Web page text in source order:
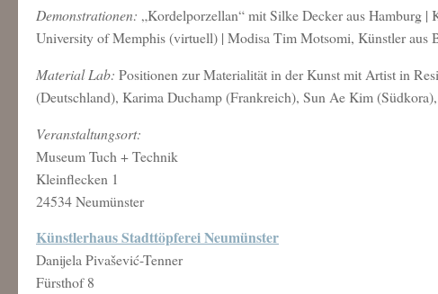
Demonstrationen: „Kordelporzellan“ mit Silke Decker aus Hamburg |
University of Memphis (virtuell) | Modisa Tim Motsomi, Künstler aus
Material Lab: Positionen zur Materialität in der Kunst mit Artist in
(Deutschland), Karima Duchamp (Frankreich), Sun Ae Kim
Veranstaltungsort:
Museum Tuch + Technik
Kleinflecken 1
24534 Neumünster
Künstlerhaus Stadttöpferei Neumünster
Danijela Pivašević-Tenner
Fürsthof 8